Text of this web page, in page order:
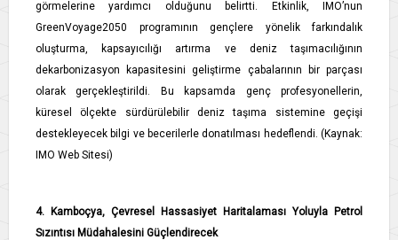
görmelerine yardımcı olduğunu belirtti. Etkinlik, IMO’nun
GreenVoyage2050 programının gençlere yönelik farkındalık
oluşturma, kapsayıcılığı artırma ve deniz taşımacılığının
dekarbonizasyon kapasitesini geliştirme çabalarının bir parçası
olarak gerçekleştirildi. Bu kapsamda genç profesyonellerin,
küresel ölçekte sürdürülebilir deniz taşıma sistemine geçişi
destekleyecek bilgi ve becerilerle donatılması hedeflendi. (Kaynak:
IMO Web Sitesi)
4. Kamboçya, Çevresel Hassasiyet Haritalaması Yoluyla Petrol
Sızıntısı Müdahalesini Güçlendirecek